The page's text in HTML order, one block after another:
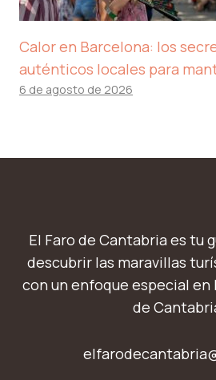
Calor en Barcelona: los
auténticos locales para
6 de agosto de 2026
El Faro de Cantabria es tu
descubrir las maravillas
con un enfoque especial en
de